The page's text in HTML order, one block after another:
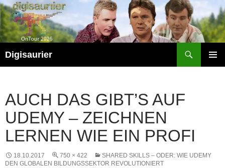
Zum
Inhalt
springen
Digisaurier
AUCH DAS GIBT’S AUF
UDEMY – ZEICHNEN
LERNEN WIE EIN PROFI
18.10.2017 750 × 422
SHARED SKILLS – ODER: WIE UDEMY
DEN GLOBALEN BILDUNGSSEKTOR REVOLUTIONIERT